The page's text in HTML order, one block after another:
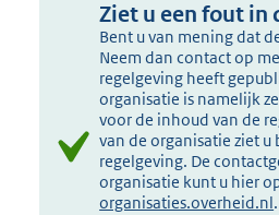
Ziet u een fout in
Bent u van mening dat
Neem dan contact op
regelgeving heeft
organisatie is namelijk
voor de inhoud van de
van de organisatie ziet u
regelgeving. De
organisatie kunt u hier
organisaties.overheid.nl.